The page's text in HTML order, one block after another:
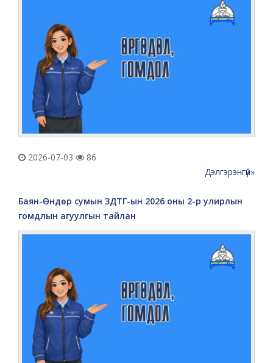
2026-07-03
86
Дэлгэрэнгүй»
Баян-Өндөр сумын ЗДТГ-ын 2026 оны 2-р улирлын
гомдлын агуулгын тайлан